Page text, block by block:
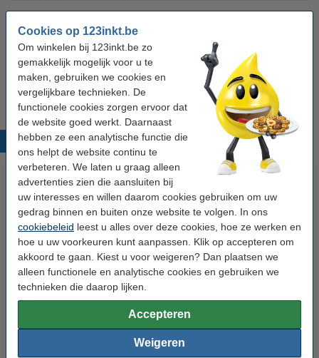
Cookies op 123inkt.be
Om winkelen bij 123inkt.be zo
gemakkelijk mogelijk voor u te
maken, gebruiken we cookies en
vergelijkbare technieken. De
functionele cookies zorgen ervoor dat
de website goed werkt. Daarnaast
hebben ze een analytische functie die
ons helpt de website continu te
verbeteren. We laten u graag alleen
advertenties zien die aansluiten bij
uw interesses en willen daarom cookies gebruiken om uw
gedrag binnen en buiten onze website te volgen. In ons
cookiebeleid leest u alles over deze cookies, hoe ze werken en
hoe u uw voorkeuren kunt aanpassen. Klik op accepteren om
akkoord te gaan. Kiest u voor weigeren? Dan plaatsen we
alleen functionele en analytische cookies en gebruiken we
technieken die daarop lijken.
Accepteren
Weigeren
Winstpakker! 9+1 gratis
Aanbieding: 10x Atlanta kasboek A5 met
spiraal (50 vellen)
€ 71,55
Populaire producten
123accu Xtreme Power MN1500
Penlite AA batterij 24 stuks
€ 14,95 Incl. 21% btw
123accu Xtreme Power MN2400
€ 14,95 Incl. 21% btw